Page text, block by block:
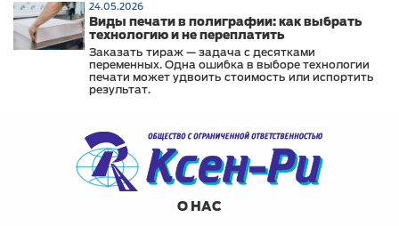
офисных материалах.
24.05.2026
Виды печати в полиграфии: как выбрать
технологию и не переплатить
Заказать тираж — задача с десятками
переменных. Одна ошибка в выборе технологии
печати может удвоить стоимость или испортить
результат.
О НАС